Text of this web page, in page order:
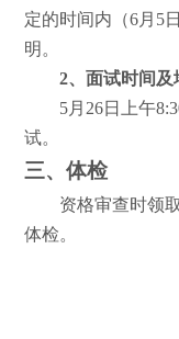
定的时间内（6月 5
明。
2、面试时间及
5月 26日上午
试。
三、体检
资格审查时领取
体检。